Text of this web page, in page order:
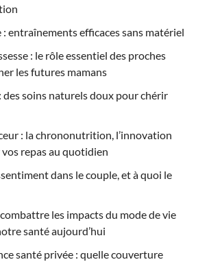
entraînements efficaces sans matériel
: le rôle essentiel des proches
les futures mamans
des soins naturels doux pour chérir
: la chrononutrition, l’innovation
repas au quotidien
dans le couple, et à quoi le
les impacts du mode de vie
santé aujourd’hui
santé privée : quelle couverture